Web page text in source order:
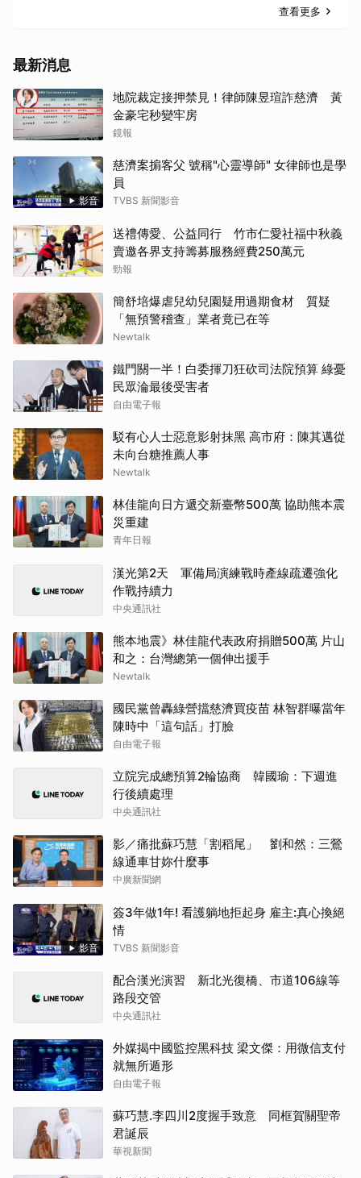
查看更多
最新消息
地院裁定接押禁見！律師陳昱瑄詐慈濟 黃
金豪宅秒變牢房
鏡報
影音
慈濟案掮客父 號稱"心靈導師" 女律師也是學
員
TVBS 新聞影音
送禮傳愛、公益同行 竹市仁愛社福中秋義
賣邀各界支持籌募服務經費250萬元
勁報
簡舒培爆虐兒幼兒園疑用過期食材 質疑
「無預警稽查」業者竟已在等
Newtalk
鐵門關一半！白委揮刀狂砍司法院預算 綠憂
民眾淪最後受害者
自由電子報
駁有心人士惡意影射抹黑 高市府：陳其邁從
未向台糖推薦人事
Newtalk
林佳龍向日方遞交新臺幣500萬 協助熊本震
災重建
青年日報
漢光第2天 軍備局演練戰時產線疏遷強化
作戰持續力
中央通訊社
熊本地震》林佳龍代表政府捐贈500萬 片山
和之：台灣總第一個伸出援手
Newtalk
國民黨曾轟綠營擋慈濟買疫苗 林智群曝當年
陳時中「這句話」打臉
自由電子報
立院完成總預算2輪協商 韓國瑜：下週進
行後續處理
中央通訊社
影／痛批蘇巧慧「割稻尾」 劉和然：三鶯
線通車甘妳什麼事
中廣新聞網
影音
簽3年做1年! 看護躺地拒起身 雇主:真心換絕
情
TVBS 新聞影音
配合漢光演習 新北光復橋、市道106線等
路段交管
中央通訊社
外媒揭中國監控黑科技 梁文傑：用微信支付
就無所遁形
自由電子報
蘇巧慧.李四川2度握手致意 同框賀關聖帝
君誕辰
華視新聞